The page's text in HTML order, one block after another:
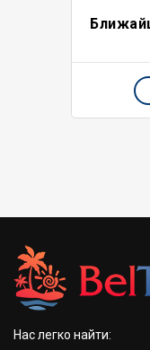
Нас легко найти: